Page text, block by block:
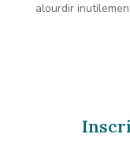
alourdir